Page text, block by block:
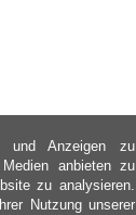
und Anzeigen zu
anbieten zu
zu analysieren.
Nutzung unserer